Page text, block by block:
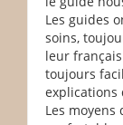
Les guides
soins,
leur
toujours
explications
Les